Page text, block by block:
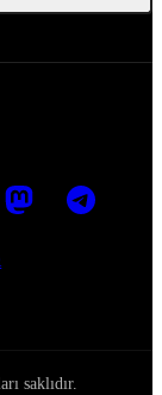
saklıdır.